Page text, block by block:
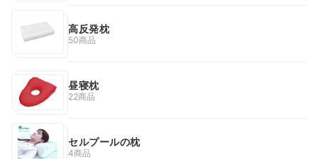
高反発枕
50商品
昼寝枕
22商品
セルプールの枕
4商品